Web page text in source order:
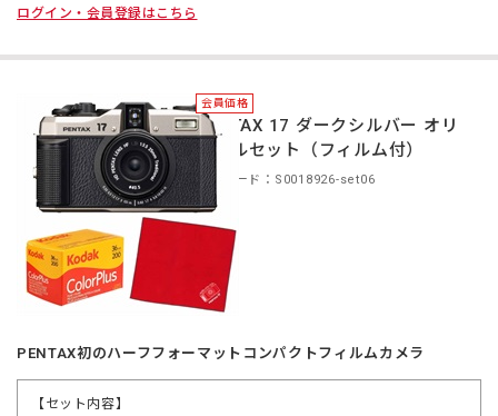
ログイン・会員登録はこちら
会員価格
PENTAX 17 ダークシルバー オリ
ジナルセット（フィルム付）
商品コード：S0018926-set06
PENTAX初のハーフフォーマットコンパクトフィルムカメラ
【セット内容】